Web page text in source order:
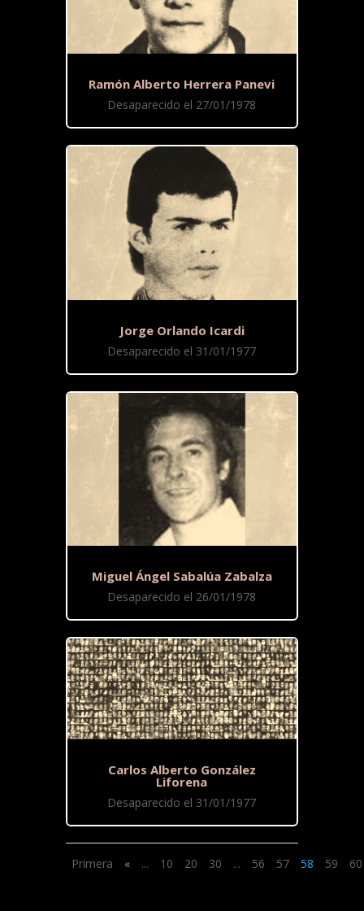
Ramón Alberto Herrera Panevi
Desaparecido el 27/01/1978
Jorge Orlando Icardi
Desaparecido el 31/01/1977
Miguel Ángel Sabalúa Zabalza
Desaparecido el 26/01/1978
Carlos Alberto González
Liforena
Desaparecido el 31/01/1977
Primera « ... 10 20 30 ... 56 57 58 59 60